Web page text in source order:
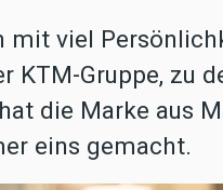
mit viel
KTM-Gruppe, zu
die Marke aus
eins gemacht.